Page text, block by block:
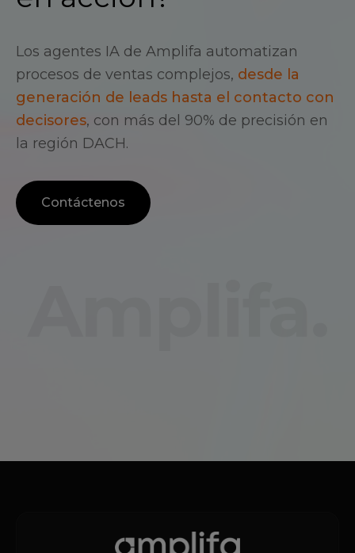
Los agentes IA de Amplifa automatizan
procesos de ventas complejos, desde la
generación de leads hasta el contacto con
decisores, con más del 90% de precisión en
la región DACH.
Contáctenos